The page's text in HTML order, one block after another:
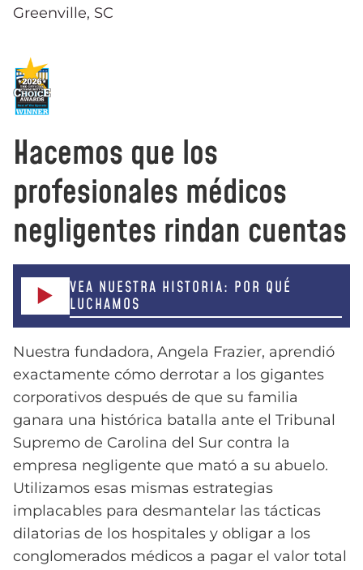
Greenville, SC
Hacemos que los
profesionales médicos
negligentes rindan cuentas
VEA NUESTRA HISTORIA: POR QUÉ
LUCHAMOS
Nuestra fundadora, Angela Frazier, aprendió
exactamente cómo derrotar a los gigantes
corporativos después de que su familia
ganara una histórica batalla ante el Tribunal
Supremo de Carolina del Sur contra la
empresa negligente que mató a su abuelo.
Utilizamos esas mismas estrategias
implacables para desmantelar las tácticas
dilatorias de los hospitales y obligar a los
conglomerados médicos a pagar el valor total